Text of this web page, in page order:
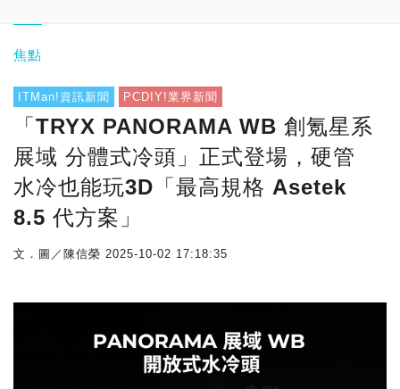
焦點
ITMan!資訊新聞 PCDIY!業界新聞
「TRYX PANORAMA WB 創氪星系
展域 分體式冷頭」正式登場，硬管
水冷也能玩3D「最高規格 Asetek
8.5 代方案」
文．圖／陳信榮 2025-10-02 17:18:35